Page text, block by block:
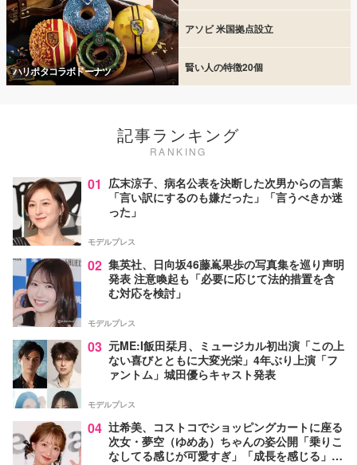
ハリポタコラボドーナツ
アソビ 米国拠点設立
賢い人の特徴20個
記事ランキング
RANKING
01 広末涼子、病名公表を決断した次男からの言葉
「言い訳にするのも嫌だった」「言うべきか迷
った」
モデルプレス
02 集英社、日向坂46藤嶌果歩の写真集を巡り声明
発表 注意喚起も「必要に応じて法的措置を含
む対応を検討」
モデルプレス
03 元ME:I飯田栞月、ミュージカル初出演「この上
ない喜びとともに大変光栄」4年ぶり上演「フ
ァントム」城田優らキャスト発表
モデルプレス
04 辻希美、コストコでショッピングカートに座る
次女・夢空（ゆめあ）ちゃんの姿公開「乗りこ
なしてる感じが可愛すぎ」「成長を感じる」の